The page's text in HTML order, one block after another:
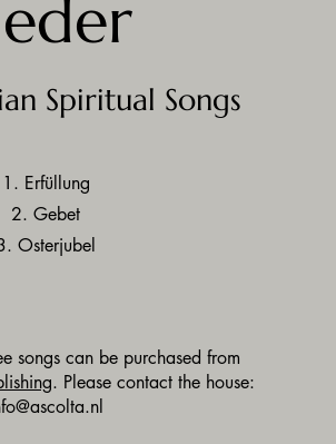
Spiritual Songs
1. Erfüllung
2. Gebet
Osterjubel
songs can be purchased from
. Please contact the house: